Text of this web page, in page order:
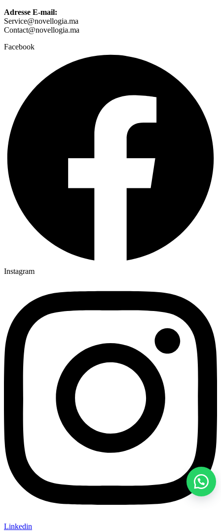
Adresse E-mail:
Service@novellogia.ma
Contact@novellogia.ma
Facebook
Instagram
Linkedin